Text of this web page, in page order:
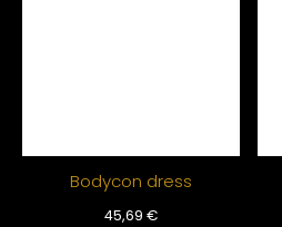
Bodycon dress
45,69 €